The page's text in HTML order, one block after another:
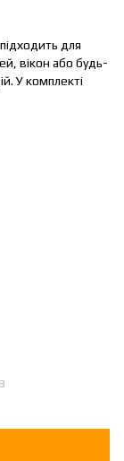
для
вікон або будь-
У комплекті